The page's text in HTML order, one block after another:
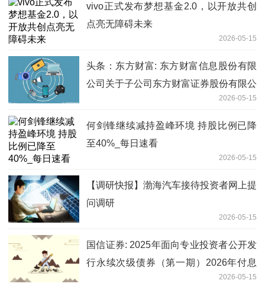
vivo正式发布梦想基金2.0，以开放共创
点亮无障碍未来
2026-05-15
头条：东方财富: 东方财富信息股份有限
公司关于子公司东方财富证券股份有限公
司2025年度第十一期短期融资券兑付完
成的公告
2026-05-15
何剑锋继续减持盈峰环境 持股比例已降
至40%_每日速看
2026-05-15
【调研快报】渤海汽车接待投资者网上提
问调研
2026-05-15
国信证券: 2025年面向专业投资者公开发
行永续次级债券（第一期）2026年付息
2026-05-15